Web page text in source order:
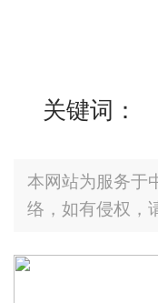
关键词：
本网站为服务于
络，如有侵权，